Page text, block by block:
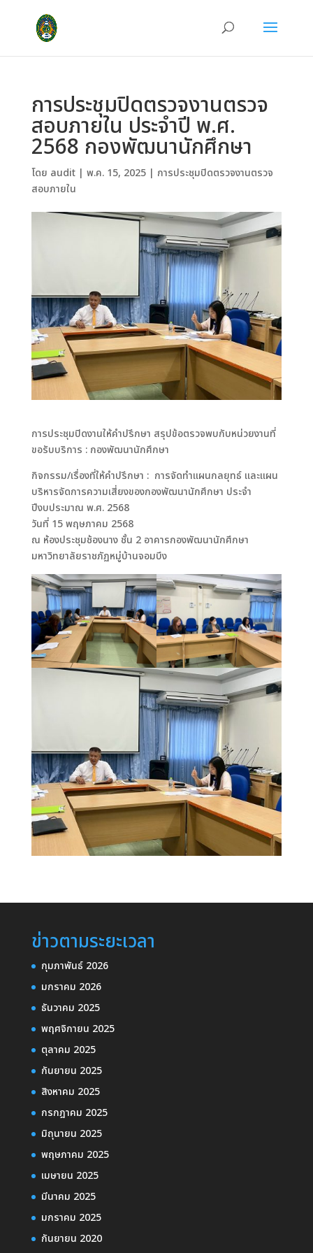
การประชุมปิดตรวจงานตรวจ
สอบภายใน ประจำปี พ.ศ.
2568 กองพัฒนานักศึกษา
โดย audit| พ.ค. 15, 2025| การประชุมปิดตรวจงานตรวจ
สอบภายใน
การประชุมปิดงานให้คำปรึกษา สรุปข้อตรวจพบกับหน่วยงานที่
ขอรับบริการ : กองพัฒนานักศึกษา
กิจกรรม/เรื่องที่ให้คำปรึกษา : การจัดทำแผนกลยุทธ์ และแผน
บริหารจัดการความเสี่ยงของกองพัฒนานักศึกษา ประจำ
ปีงบประมาณ พ.ศ. 2568
วันที่ 15 พฤษภาคม 2568
ณ ห้องประชุมช้องนาง ชั้น 2 อาคารกองพัฒนานักศึกษา
มหาวิทยาลัยราชภัฏหมู่บ้านจอมบึง
ข่าวตามระยะเวลา
กุมภาพันธ์ 2026
มกราคม 2026
ธันวาคม 2025
พฤศจิกายน 2025
ตุลาคม 2025
กันยายน 2025
สิงหาคม 2025
กรกฎาคม 2025
มิถุนายน 2025
พฤษภาคม 2025
เมษายน 2025
มีนาคม 2025
มกราคม 2025
กันยายน 2020